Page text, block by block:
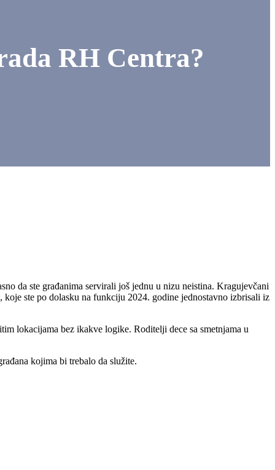
RH Centra?
da ste građanima servirali još jednu u nizu neistina. Kragujevčani
ste po dolasku na funkciju 2024. godine jednostavno izbrisali iz
lokacijama bez ikakve logike. Roditelji dece sa smetnjama u
kojima bi trebalo da služite.